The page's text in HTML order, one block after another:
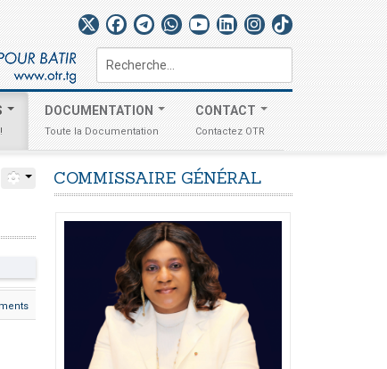
Rechercher
DOCUMENTATION
Toute la Documentation
CONTACT
Contactez OTR
COMMISSAIRE GÉNÉRAL